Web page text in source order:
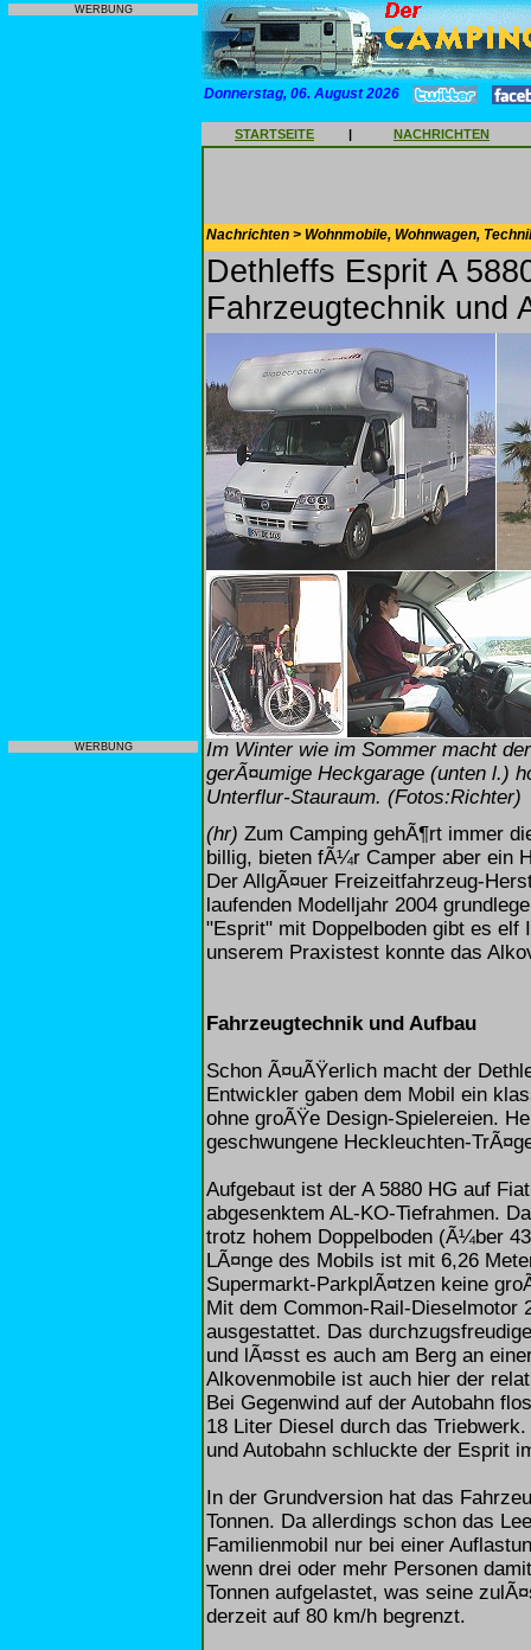
WERBUNG
WERBUNG
Donnerstag, 06. August 2026
STARTSEITE | NACHRICHTEN
Nachrichten > Wohnmobile, Wohnwagen,
Dethleffs Esprit A
Fahrzeugtechnik und
Im Winter wie im Sommer macht
gerÃ¤umige Heckgarage (unten l.)
Unterflur-Stauraum. (Fotos:Richter)
(hr) Zum Camping gehÃ¶rt immer
billig, bieten fÃ¼r Camper aber ein
Der AllgÃ¤uer Freizeitfahrzeug-
laufenden Modelljahr 2004
"Esprit" mit Doppelboden gibt es elf
unserem Praxistest konnte das
Fahrzeugtechnik und Aufbau
Schon Ã¤uÃŸerlich macht der
Entwickler gaben dem Mobil ein
ohne groÃŸe Design-Spielereien.
geschwungene Heckleuchten-
Aufgebaut ist der A 5880 HG auf
abgesenktem AL-KO-Tiefrahmen.
trotz hohem Doppelboden (Ã¼ber
LÃ¤nge des Mobils ist mit 6,26
Supermarkt-ParkplÃ¤tzen keine
Mit dem Common-Rail-
ausgestattet. Das
und lÃ¤sst es auch am Berg an
Alkovenmobile ist auch hier der
Bei Gegenwind auf der Autobahn
18 Liter Diesel durch das
und Autobahn schluckte der Esprit
In der Grundversion hat das
Tonnen. Da allerdings schon das
Familienmobil nur bei einer
wenn drei oder mehr Personen
Tonnen aufgelastet, was seine
derzeit auf 80 km/h begrenzt.